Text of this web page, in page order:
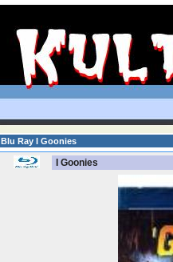
Blu Ray I Goonies
I Goonies